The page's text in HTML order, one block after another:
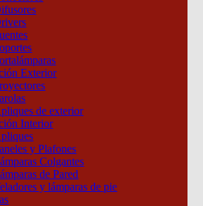
Exterior
de exterior
Interior
y Plafones
Colgantes
de Pared
y lámparas de pie